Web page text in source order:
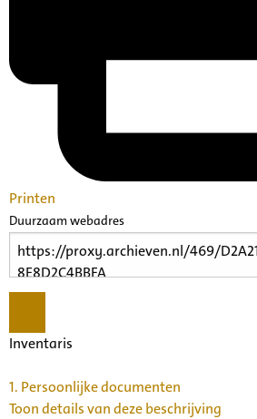
Printen
Duurzaam webadres
Inventaris
1. Persoonlijke documenten
Toon details van deze beschrijving